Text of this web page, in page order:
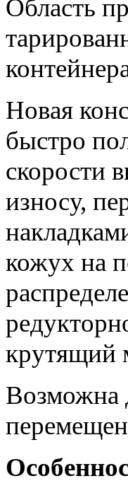
Область
Новая
быстро
скорости
износу,
кожух на
крутящий
Возможна